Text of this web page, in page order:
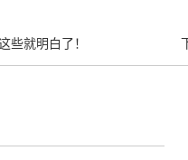
些就明白了！